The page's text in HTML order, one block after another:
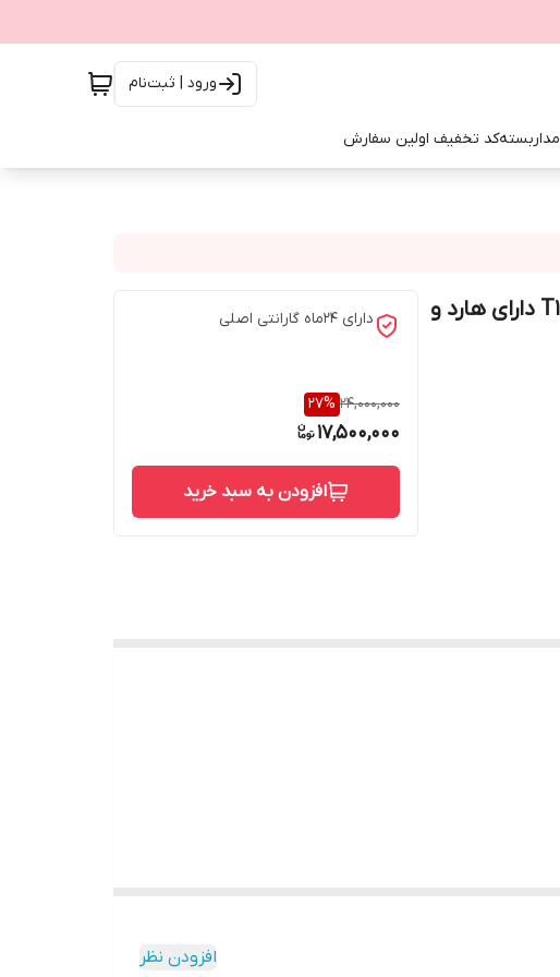
ورود | ثبت‌نام
کد تخفیف اولین سفارش
پک کامل 2دوربین مداربسته داهوا B1A21P ا T1A21P دارای هارد و
دارای 24ماه گارانتی اصلی
24,000,000
27%
17,500,000
افزودن به سبد خرید
افزودن نظر